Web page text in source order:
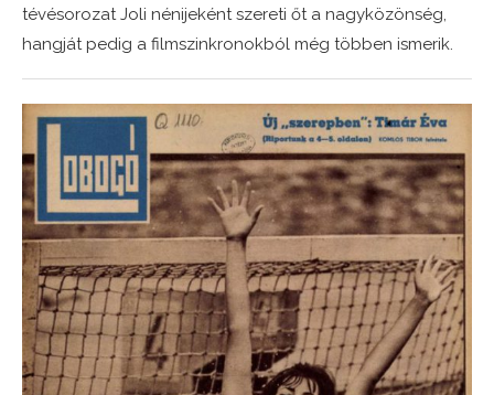
tévésorozat Joli nénijeként szereti őt a nagyközönség,
hangját pedig a filmszinkronokból még többen ismerik.